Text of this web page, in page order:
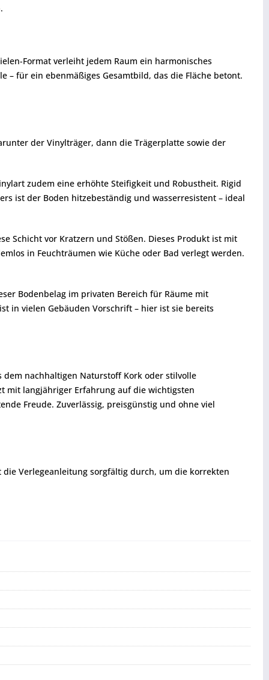
Format verleiht jedem Raum ein harmonisches
– für ein ebenmäßiges Gesamtbild, das die Fläche betont.
der Vinylträger, dann die Trägerplatte sowie der
zudem eine erhöhte Steifigkeit und Robustheit. Rigid
ist der Boden hitzebeständig und wasserresistent – ideal
Schicht vor Kratzern und Stößen. Dieses Produkt ist mit
in Feuchträumen wie Küche oder Bad verlegt werden.
Bodenbelag im privaten Bereich für Räume mit
in vielen Gebäuden Vorschrift – hier ist sie bereits
dem nachhaltigen Naturstoff Kork oder stilvolle
mit langjähriger Erfahrung auf die wichtigsten
Freude. Zuverlässig, preisgünstig und ohne viel
Verlegeanleitung sorgfältig durch, um die korrekten